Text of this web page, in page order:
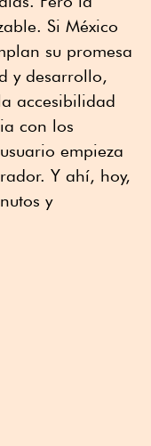
Si México
su promesa
y desarrollo,
accesibilidad
con los
empieza
Y ahí, hoy,
y